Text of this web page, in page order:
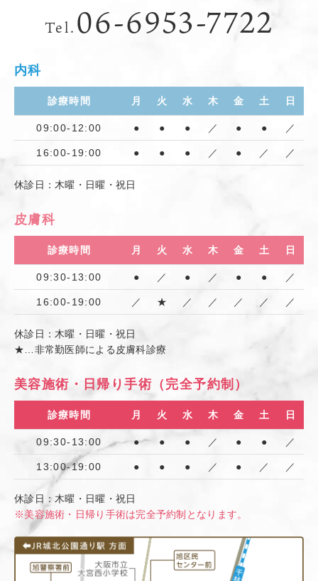
Tel. 06-6953-7722
内科
診療時間 月 火 水 木 金 土 日
09:00-12:00 ● ● ● ／ ● ● ／
16:00-19:00 ● ● ● ／ ● ／ ／
休診日：木曜・日曜・祝日
皮膚科
診療時間 月 火 水 木 金 土 日
09:30-13:00 ● ／ ● ／ ● ● ／
16:00-19:00 ／ ★ ／ ／ ／ ／ ／
休診日：木曜・日曜・祝日
★…非常勤医師による皮膚科診療
美容施術・日帰り手術（完全予約制）
診療時間 月 火 水 木 金 土 日
09:30-13:00 ● ● ● ／ ● ● ／
13:00-19:00 ● ● ● ／ ● ／ ／
休診日：木曜・日曜・祝日
※美容施術・日帰り手術は完全予約制となります。